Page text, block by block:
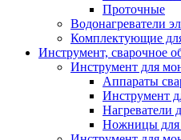
Проточные
Водонагреватели
Комплектующие
Инструмент, сварочное
Инструмент для
Аппараты
Инструмент
Нагреватели
Ножницы для